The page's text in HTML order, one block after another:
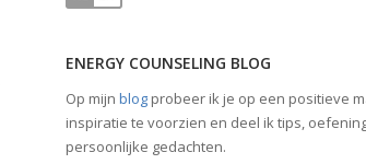
ENERGY COUNSELING BLOG
Op mijn blog probeer ik je op een positieve
inspiratie te voorzien en deel ik tips,
persoonlijke gedachten.